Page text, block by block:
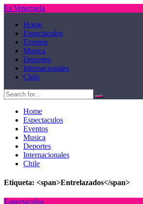
Es Venezuela
Home
Espectaculos
Eventos
Musica
Deportes
Internacionales
Chile
Home
Espectaculos
Eventos
Musica
Deportes
Internacionales
Chile
Etiqueta: <span>Entrelazados</span>
Espectaculos